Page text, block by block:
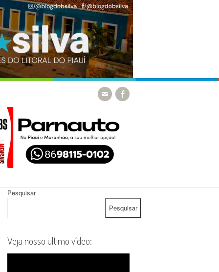
Pesquisar
Pesquisar
Veja nosso ultimo vídeo: